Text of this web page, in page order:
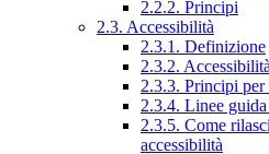
2.2.2. Principi
2.3. Accessibilità
2.3.1. Definizione
2.3.2.
2.3.3. Principi per
2.3.4. Linee
2.3.5. Come
accessibilità